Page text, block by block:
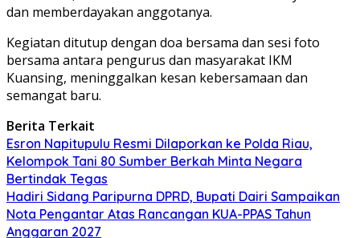
dan memberdayakan anggotanya.
Kegiatan ditutup dengan doa bersama dan sesi foto
bersama antara pengurus dan masyarakat IKM
Kuansing, meninggalkan kesan kebersamaan dan
semangat baru.
Berita Terkait
Esron Napitupulu Resmi Dilaporkan ke Polda Riau,
Kelompok Tani 80 Sumber Berkah Minta Negara
Bertindak Tegas
Hadiri Sidang Paripurna DPRD, Bupati Dairi Sampaikan
Nota Pengantar Atas Rancangan KUA-PPAS Tahun
Anggaran 2027